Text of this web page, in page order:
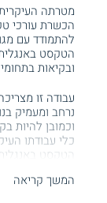
מטרתה
הכשרת עורכי
להתמודד עם
הטקסט
ובקיאות
עבודה זו
נרחב ומעמיק
וכמובן להיות
כלי עבודתו
הטקסט
ומיומנות
המשך קריאה